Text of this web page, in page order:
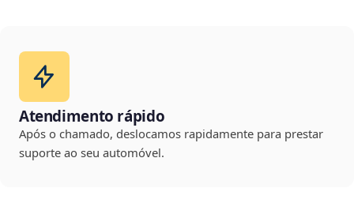
Atendimento rápido
Após o chamado, deslocamos rapidamente para prestar
suporte ao seu automóvel.